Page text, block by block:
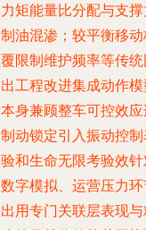
矩能量比分配与支
油混渗；较平衡移
限制维护频率等传
工程改进集成动作
身兼顾整车可控效
动锁定引入振动控
和生命无限考验效
字模拟、运营压力
用专门关联层表现